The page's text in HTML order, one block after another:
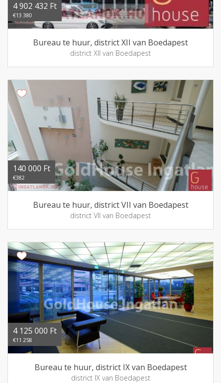
4 902 432 Ft
€13 380
Bureau te huur, district XII van Boedapest
district XII van Boedapest
140 000 Ft
€382
Bureau te huur, district VII van Boedapest
district VII van Boedapest
4 125 000 Ft
€11 258
Bureau te huur, district IX van Boedapest
district IX van Boedapest